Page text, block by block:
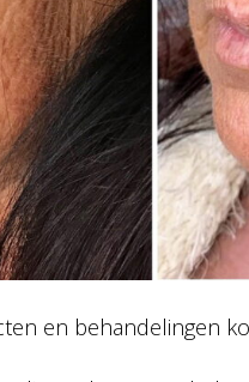
en behandelingen